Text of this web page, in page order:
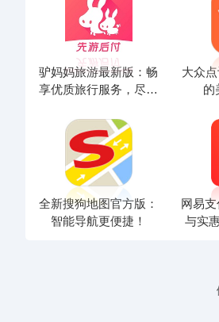
驴妈妈旅游最新版：畅
享优质旅行服务，尽在
大众
的
全新搜狗地图官方版：
智能导航更便捷！
网易
与实